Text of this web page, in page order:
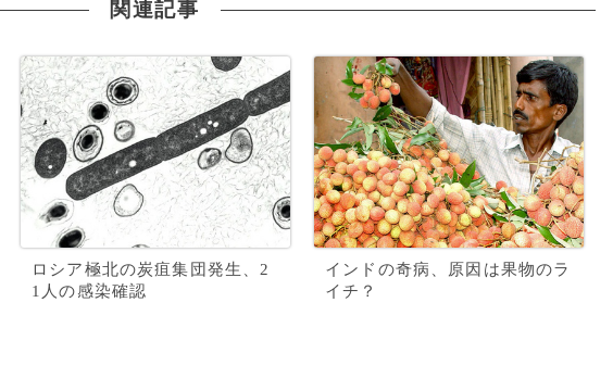
関連記事
ロシア極北の炭疽集団発生、2
1人の感染確認
インドの奇病、原因は果物のラ
イチ？